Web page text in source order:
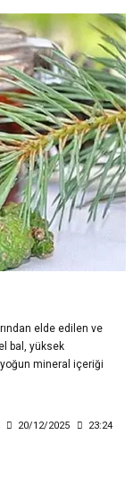
elde edilen ve
bal, yüksek
mineral içeriği
20/12/2025 23:24